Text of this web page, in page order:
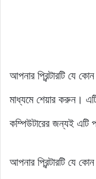
আপনার প্রিন্টারটি যে
মাধ্যমে শেয়ার করুন।
কম্পিউটারের জন্যই এটি
আপনার প্রিন্টারটি যে